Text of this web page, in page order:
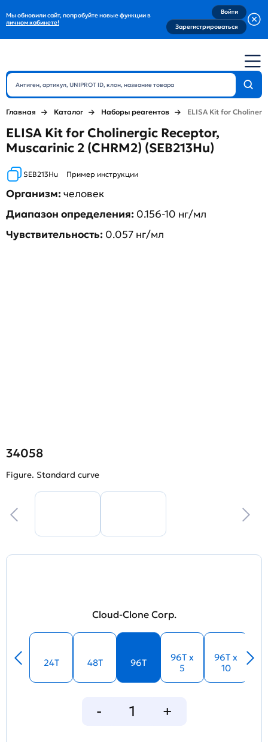
Мы обновили сайт, попробуйте новые функции в
личном кабинете!
Войти
Зарегистрироваться
Главная Каталог Наборы реагентов ELISA Kit for
ELISA Kit for Cholinergic Receptor,
Muscarinic 2 (CHRM2) (SEB213Hu)
SEB213Hu Пример инструкции
Организм:человек
Диапазон определения: 0.156-10 нг/мл
Чувствительность: 0.057 нг/мл
34058
Figure. Standard curve
Cloud-Clone Corp.
24T 48T 96T
96T x
5
96T x
10